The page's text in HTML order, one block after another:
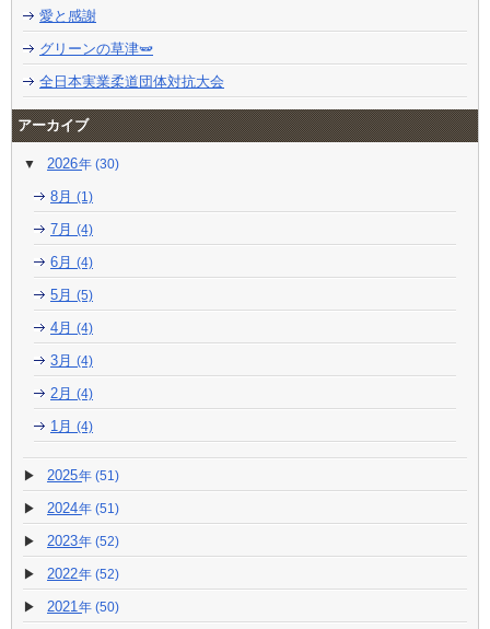
愛と感謝
グリーンの草津🫛
全日本実業柔道団体対抗大会
アーカイブ
2026 (30)
8月 (1)
7月 (4)
6月 (4)
5月 (5)
4月 (4)
3月 (4)
2月 (4)
1月 (4)
2025 (51)
2024 (51)
2023 (52)
2022 (52)
2021 (50)